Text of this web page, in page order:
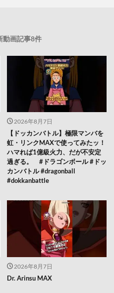
動画記事8件
2026年8月7日
【ドッカンバトル】極限マンバを
虹・リンクMAXで使ってみたッ！
ハマれば1億級火力、だが不安定
過ぎる。 #ドラゴンボール #ドッ
カンバトル #dragonball
#dokkanbattle
2026年8月7日
Dr. Arinsu MAX